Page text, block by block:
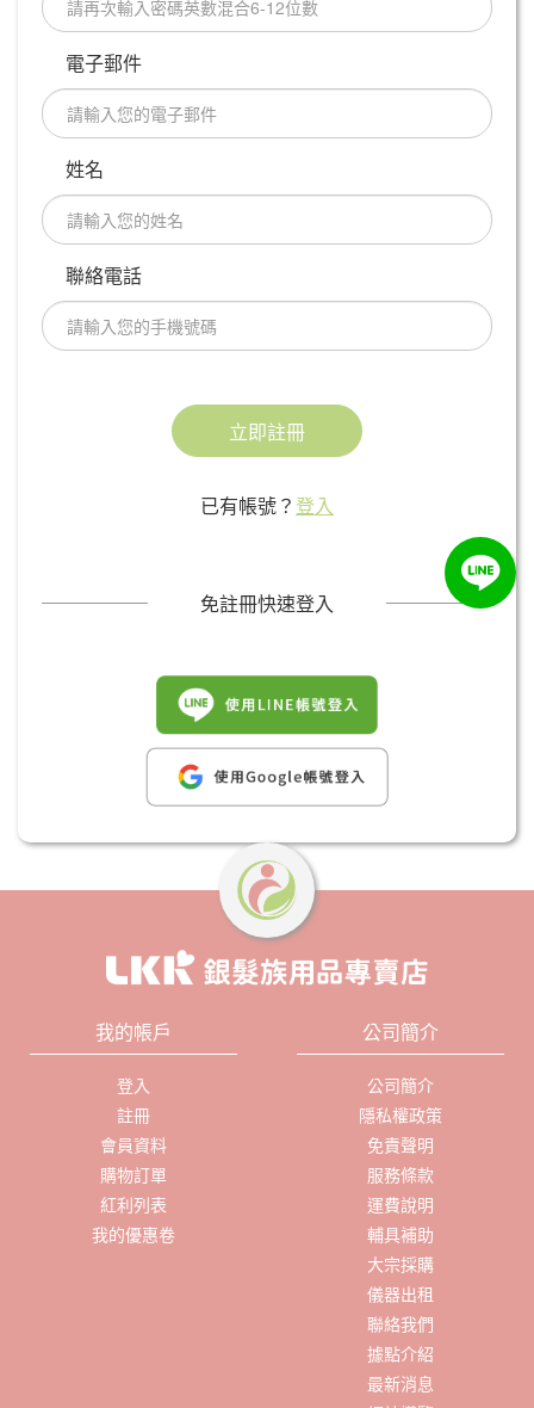
電子郵件
姓名
聯絡電話
立即註冊
已有帳號？ 登入
免註冊快速登入
我的帳戶
登入
註冊
會員資料
購物訂單
紅利列表
我的優惠卷
公司簡介
公司簡介
隱私權政策
免責聲明
服務條款
運費說明
輔具補助
大宗採購
儀器出租
聯絡我們
據點介紹
最新消息